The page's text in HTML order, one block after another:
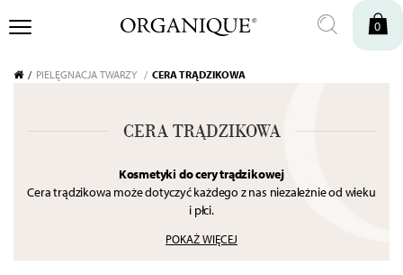
0
PIELĘGNACJA TWARZY CERA TRĄDZIKOWA
CERA TRĄDZIKOWA
Kosmetyki do cery trądzikowej
Cera trądzikowa może dotyczyć każdego z nas niezależnie od wieku
i płci.
jest poznanie ich przyczyny, świadoma pielęgnacja
POKAŻ WIĘCEJ